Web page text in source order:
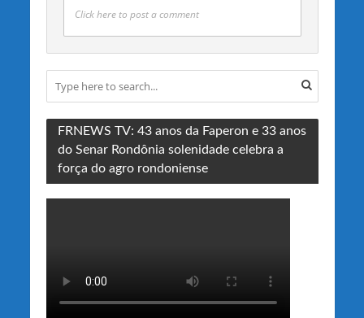
Click here to post a comment
FRNEWS TV: 43 anos da Faperon e 33 anos
do Senar Rondônia solenidade celebra a
força do agro rondoniense